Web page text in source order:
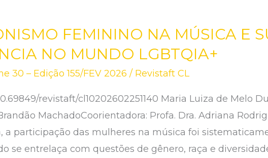
FEMININO NA MÚSICA E
NO MUNDO LGBTQIA+
30 – Edição 155/FEV 2026 / Revistaft CL
revistaft/cl10202602251140 Maria Luiza de Melo
MachadoCoorientadora: Profa. Dra. Adriana
a participação das mulheres na música foi
se entrelaça com questões de gênero, raça e